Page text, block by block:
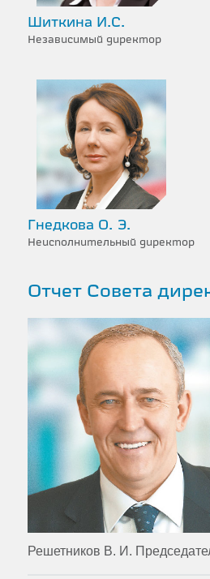
Шиткина И.С.
Независимый директор
Гнедкова О. Э.
Неисполнительный директор
Отчет Совета
Решетников В. И.